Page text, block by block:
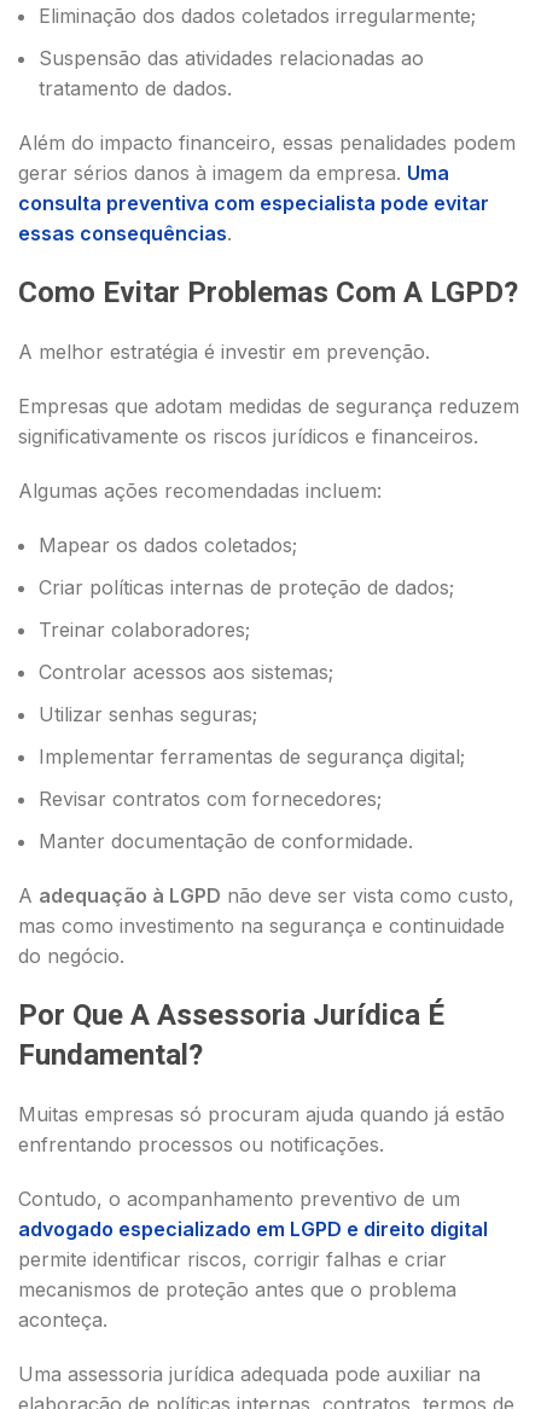
Eliminação dos dados coletados irregularmente;
Suspensão das atividades relacionadas ao
tratamento de dados.
Além do impacto financeiro, essas penalidades podem
gerar sérios danos à imagem da empresa. Uma
consulta preventiva com especialista pode evitar
essas consequências.
Como Evitar Problemas Com A LGPD?
A melhor estratégia é investir em prevenção.
Empresas que adotam medidas de segurança reduzem
significativamente os riscos jurídicos e financeiros.
Algumas ações recomendadas incluem:
Mapear os dados coletados;
Criar políticas internas de proteção de dados;
Treinar colaboradores;
Controlar acessos aos sistemas;
Utilizar senhas seguras;
Implementar ferramentas de segurança digital;
Revisar contratos com fornecedores;
Manter documentação de conformidade.
A adequação à LGPD não deve ser vista como custo,
mas como investimento na segurança e continuidade
do negócio.
Por Que A Assessoria Jurídica É
Fundamental?
Muitas empresas só procuram ajuda quando já estão
enfrentando processos ou notificações.
Contudo, o acompanhamento preventivo de um
advogado especializado em LGPD e direito digital
permite identificar riscos, corrigir falhas e criar
mecanismos de proteção antes que o problema
aconteça.
Uma assessoria jurídica adequada pode auxiliar na
elaboração de políticas internas, contratos, termos de